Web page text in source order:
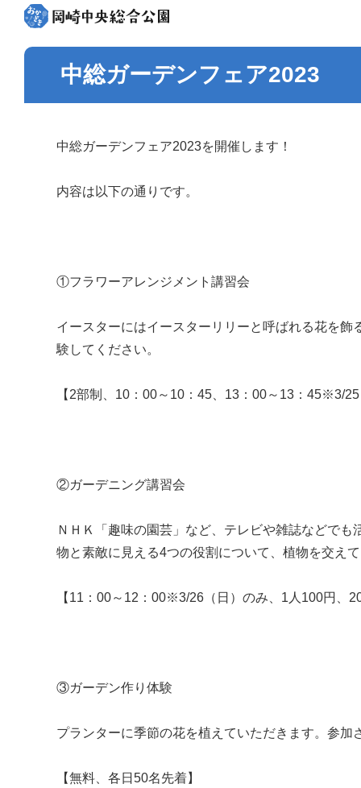
中総ガーデンフェア2023
中総ガーデンフェア2023を開催します！
内容は以下の通りです。
①フラワーアレンジメント講習会
イースターにはイースターリリーと呼ばれる花を
験してください。
【2部制、10：00～10：45、13：00～13：45※3/
②ガーデニング講習会
ＮＨＫ「趣味の園芸」など、テレビや雑誌などで
物と素敵に見える4つの役割について、植物を交え
【11：00～12：00※3/26（日）のみ、1人100円、
③ガーデン作り体験
プランターに季節の花を植えていただきます。参
【無料、各日50名先着】